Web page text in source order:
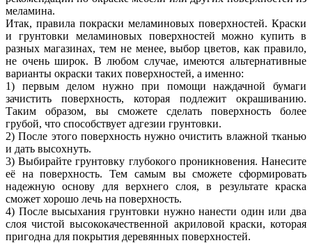
меламина.
Итак, правила покраски меламиновых поверхностей. Краски
и грунтовки меламиновых поверхностей можно купить в
разных магазинах, тем не менее, выбор цветов, как правило,
не очень широк. В любом случае, имеются альтернативные
варианты окраски таких поверхностей, а именно:
1) первым делом нужно при помощи наждачной бумаги
зачистить поверхность, которая подлежит окрашиванию.
Таким образом, вы сможете сделать поверхность более
грубой, что способствует адгезии грунтовки.
2) После этого поверхность нужно очистить влажной тканью
и дать высохнуть.
3) Выбирайте грунтовку глубокого проникновения. Нанесите
её на поверхность. Тем самым вы сможете сформировать
надежную основу для верхнего слоя, в результате краска
сможет хорошо лечь на поверхность.
4) После высыхания грунтовки нужно нанести один или два
слоя чистой высококачественной акриловой краски, которая
пригодна для покрытия деревянных поверхностей.